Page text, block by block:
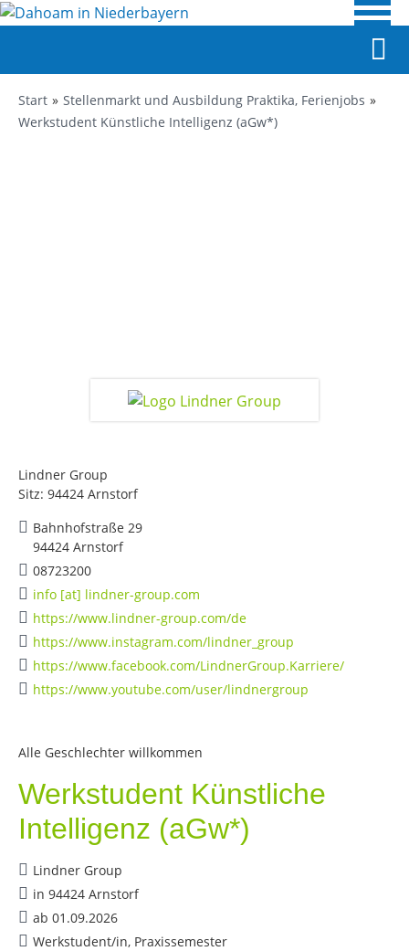
Start
Stellenmarkt und Ausbildung Praktika, Ferienjobs
Werkstudent Künstliche Intelligenz (aGw*)
Lindner Group
Sitz: 94424 Arnstorf
Bahnhofstraße 29
94424 Arnstorf
08723200
info [at] lindner-group.com
https://www.lindner-group.com/de
https://www.instagram.com/lindner_group
https://www.facebook.com/LindnerGroup.Karriere/
https://www.youtube.com/user/lindnergroup
Alle Geschlechter willkommen
Werkstudent Künstliche
Intelligenz (aGw*)
Lindner Group
in 94424 Arnstorf
ab 01.09.2026
Werkstudent/in, Praxissemester